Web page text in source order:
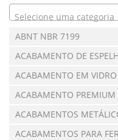
Selecione uma categoria
ABNT NBR 7199
ACABAMENTO DE
ACABAMENTO EM VIDRO
ACABAMENTO PREMIUM
ACABAMENTOS
ACABAMENTOS PARA